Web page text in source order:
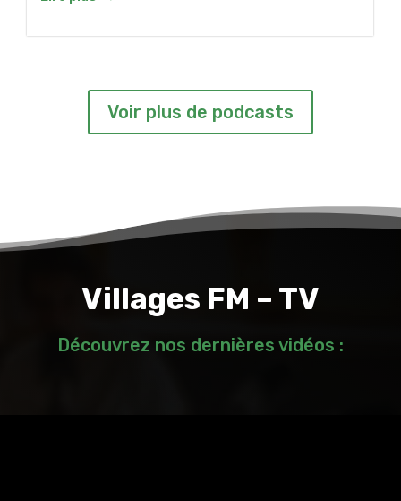
Voir plus de podcasts
Villages FM – TV
Découvrez nos dernières vidéos :